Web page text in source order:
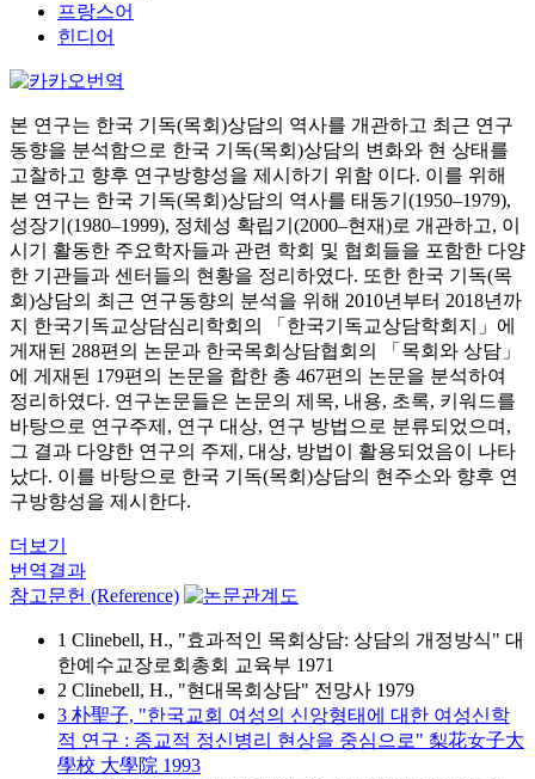
프랑스어
힌디어
본 연구는 한국 기독(목회)상담의 역사를 개관하고 최근 연구
동향을 분석함으로 한국 기독(목회)상담의 변화와 현 상태를
고찰하고 향후 연구방향성을 제시하기 위함 이다. 이를 위해
본 연구는 한국 기독(목회)상담의 역사를 태동기(1950–1979),
성장기(1980–1999), 정체성 확립기(2000–현재)로 개관하고, 이
시기 활동한 주요학자들과 관련 학회 및 협회들을 포함한 다양
한 기관들과 센터들의 현황을 정리하였다. 또한 한국 기독(목
회)상담의 최근 연구동향의 분석을 위해 2010년부터 2018년까
지 한국기독교상담심리학회의 「한국기독교상담학회지」에
게재된 288편의 논문과 한국목회상담협회의 「목회와 상담」
에 게재된 179편의 논문을 합한 총 467편의 논문을 분석하여
정리하였다. 연구논문들은 논문의 제목, 내용, 초록, 키워드를
바탕으로 연구주제, 연구 대상, 연구 방법으로 분류되었으며,
그 결과 다양한 연구의 주제, 대상, 방법이 활용되었음이 나타
났다. 이를 바탕으로 한국 기독(목회)상담의 현주소와 향후 연
구방향성을 제시한다.
더보기
번역결과
참고문헌 (Reference)
1 Clinebell, H., "효과적인 목회상담: 상담의 개정방식" 대
한예수교장로회총회 교육부 1971
2 Clinebell, H., "현대목회상담" 전망사 1979
3 朴聖子, "한국교회 여성의 신앙형태에 대한 여성신학
적 연구 : 종교적 정신병리 현상을 중심으로" 梨花女子大
學校 大學院 1993